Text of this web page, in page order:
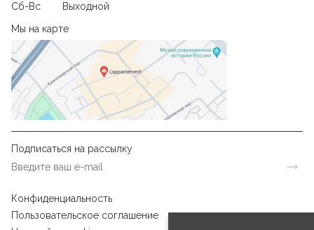
Сб-Вс
Выходной
Мы на карте
Подписаться на рассылку
Конфиденциальность
Пользовательское соглашение